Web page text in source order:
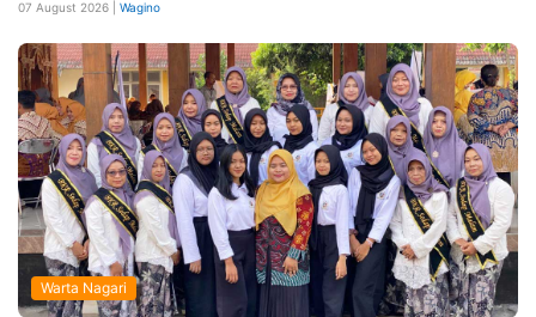
07 August 2026 | Wagino
Warta Nagari